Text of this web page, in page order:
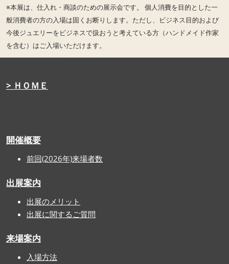
※本展は、仕入れ・商談のための展示会です。 個人消費を目的とした一
般消費者の方の入場は固くお断りします。ただし、ビジネス目的および
今後ジュエリーをビジネスで扱おうと考えている方（ハンドメイド作家
を含む）はご入場いただけます。
> ＨＯＭＥ
開催概要
前回(2026年)来場者数
出展案内
出展のメリット
出展に関するご質問
来場案内
入場方法